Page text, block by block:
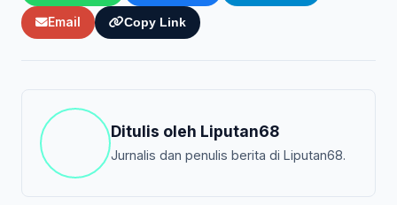
Email Copy Link
Ditulis oleh Liputan68
Jurnalis dan penulis berita di Liputan68.